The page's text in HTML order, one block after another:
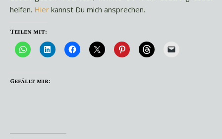
helfen. Hier kannst Du mich ansprechen.
Teilen mit:
Gefällt mir: